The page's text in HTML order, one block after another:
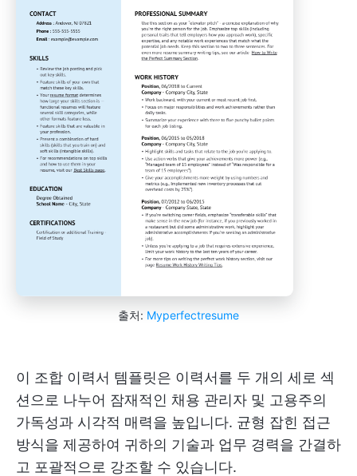
출처: Myperfectresume
이 조합 이력서 템플릿은 이력서를 두 개의 세로 섹
션으로 나누어 잠재적인 채용 관리자 및 고용주의
가독성과 시각적 매력을 높입니다. 균형 잡힌 접근
방식을 제공하여 귀하의 기술과 업무 경력을 간결하
고 포괄적으로 강조할 수 있습니다.